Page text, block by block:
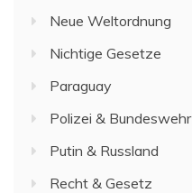
Neue Weltordnung
Nichtige Gesetze
Paraguay
Polizei & Bundeswehr
Putin & Russland
Recht & Gesetz